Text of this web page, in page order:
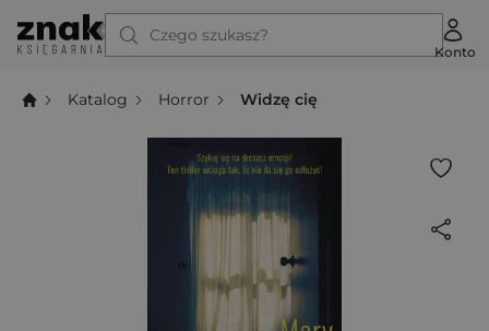
Czego szukasz?
Konto
Katalog Horror Widzę cię